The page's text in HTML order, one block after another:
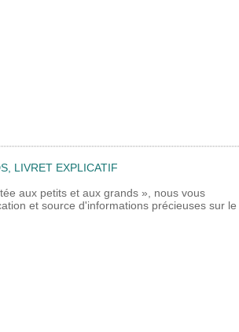
LIVRET EXPLICATIF
aux petits et aux grands », nous vous
et source d'informations précieuses sur le